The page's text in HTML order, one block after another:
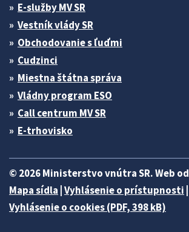
E-služby MV SR
Vestník vlády SR
Obchodovanie s ľuďmi
Cudzinci
Miestna štátna správa
Vládny program ESO
Call centrum MV SR
E-trhovisko
© 2026 Ministerstvo vnútra SR. Web od
Mapa sídla Vyhlásenie o prístupnosti
Vyhlásenie o cookies (PDF, 398 kB)